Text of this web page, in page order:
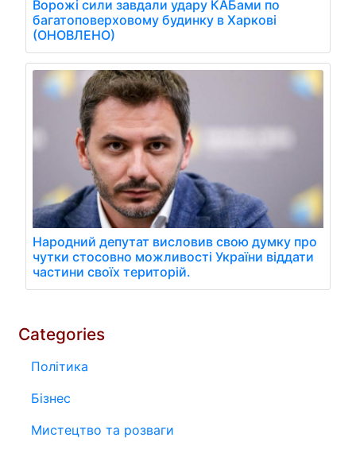
Ворожі сили завдали удару КАБами по
багатоповерховому будинку в Харкові
(ОНОВЛЕНО)
Народний депутат висловив свою думку про
чутки стосовно можливості України віддати
частини своїх територій.
Categories
Політика
Бізнес
Мистецтво та розваги